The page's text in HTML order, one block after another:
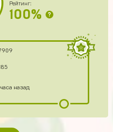
Рейтинг:
100% ?
назад